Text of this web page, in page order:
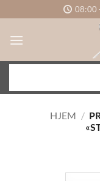
to
content
08:00
HJEM /